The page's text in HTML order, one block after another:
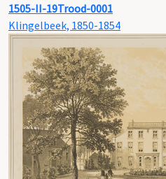
1505-II-19Trood-0001
Klingelbeek, 1850-1854